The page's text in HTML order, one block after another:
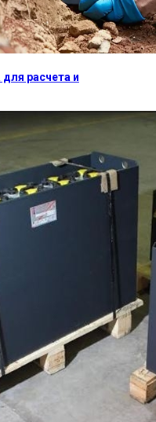
расчета и